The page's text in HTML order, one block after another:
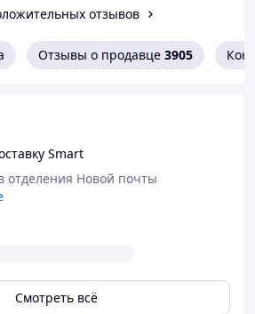
отзывов
Отзывы о продавце 3905
Smart
отделения Новой почты
Смотреть всё